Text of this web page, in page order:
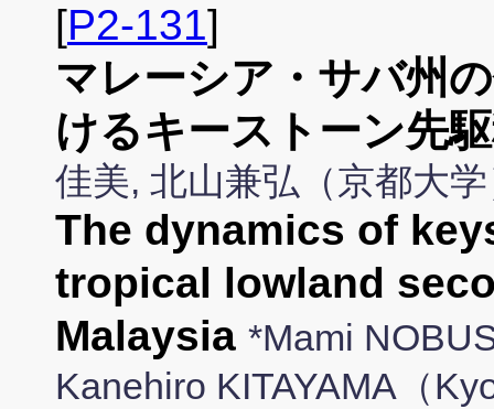
[P2-131]
マレーシア・サバ州
けるキーストーン先
佳美, 北山兼弘（京都大
The dynamics of
tropical lowland
Malaysia *Mami
Kanehiro KITAYAMA（